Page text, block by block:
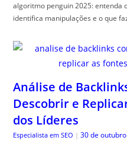
algoritmo penguin 2025: entenda
identifica manipulações e o que
Análise de
Descobrir e
dos Líderes
Especialista em SEO | 30 de